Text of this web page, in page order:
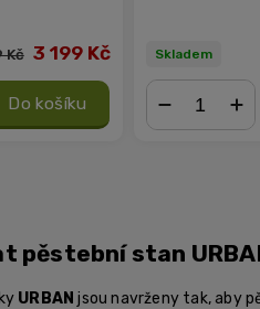
Kč 3 199 Kč
Do košíku
Skladem
pěstební stan
URBAN jsou navrženy tak, aby